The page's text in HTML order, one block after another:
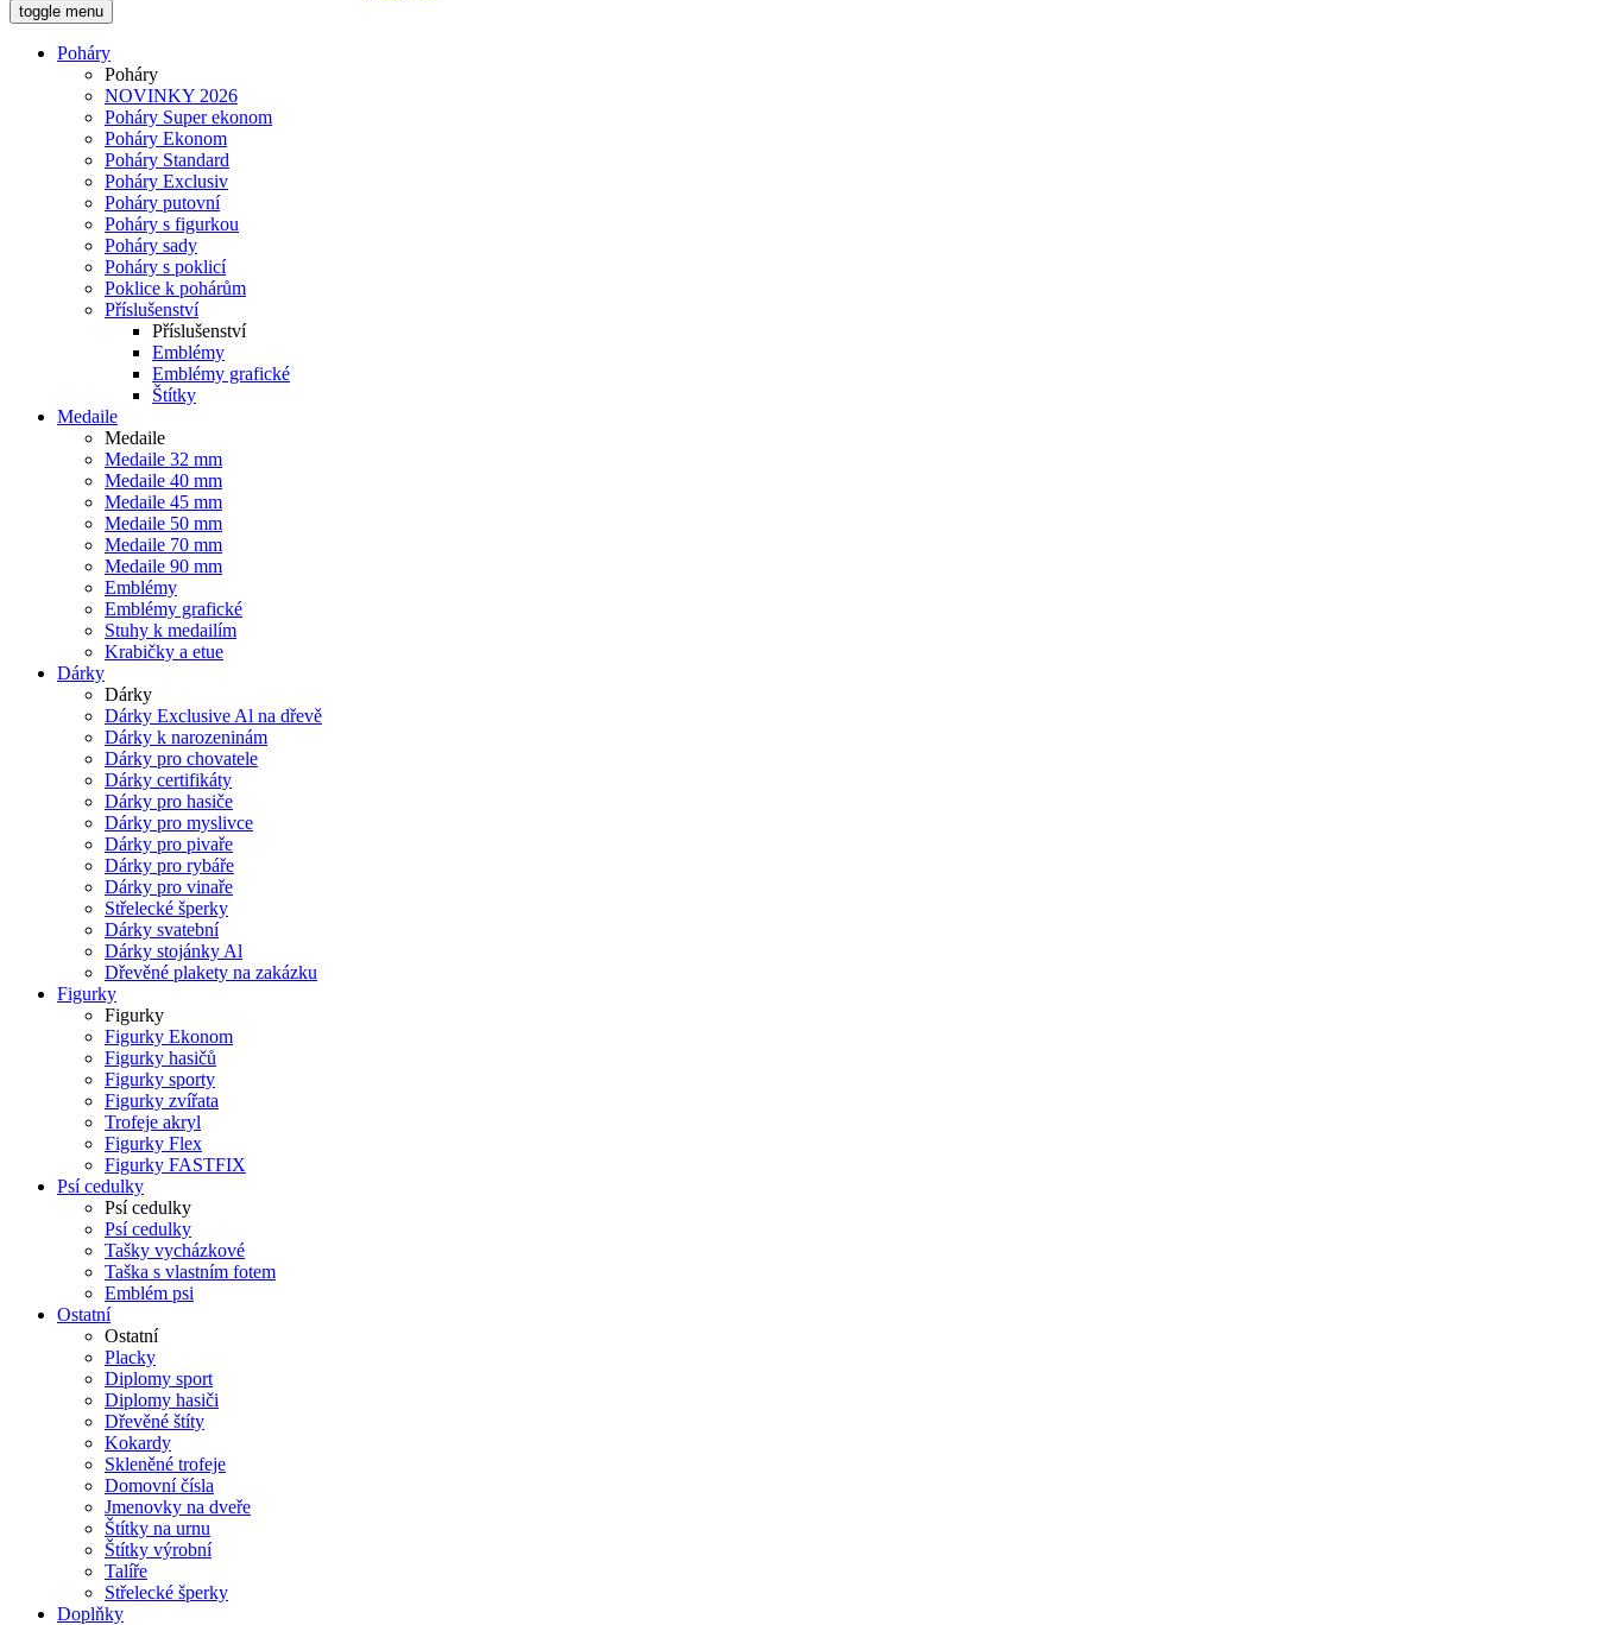
toggle menu
Poháry
Poháry
NOVINKY 2026
Poháry Super ekonom
Poháry Ekonom
Poháry Standard
Poháry Exclusiv
Poháry putovní
Poháry s figurkou
Poháry sady
Poháry s poklicí
Poklice k pohárům
Příslušenství
Příslušenství
Emblémy
Emblémy grafické
Štítky
Medaile
Medaile
Medaile 32 mm
Medaile 40 mm
Medaile 45 mm
Medaile 50 mm
Medaile 70 mm
Medaile 90 mm
Emblémy
Emblémy grafické
Stuhy k medailím
Krabičky a etue
Dárky
Dárky
Dárky Exclusive Al na dřevě
Dárky k narozeninám
Dárky pro chovatele
Dárky certifikáty
Dárky pro hasiče
Dárky pro myslivce
Dárky pro pivaře
Dárky pro rybáře
Dárky pro vinaře
Střelecké šperky
Dárky svatební
Dárky stojánky Al
Dřevěné plakety na zakázku
Figurky
Figurky
Figurky Ekonom
Figurky hasičů
Figurky sporty
Figurky zvířata
Trofeje akryl
Figurky Flex
Figurky FASTFIX
Psí cedulky
Psí cedulky
Psí cedulky
Tašky vycházkové
Taška s vlastním fotem
Emblém psi
Ostatní
Ostatní
Placky
Diplomy sport
Diplomy hasiči
Dřevěné štíty
Kokardy
Skleněné trofeje
Domovní čísla
Jmenovky na dveře
Štítky na urnu
Štítky výrobní
Talíře
Střelecké šperky
Doplňky